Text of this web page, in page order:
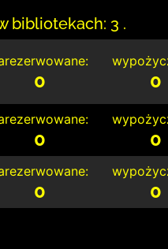
bibliotekach: 3 .
0 0
0 0
0 0